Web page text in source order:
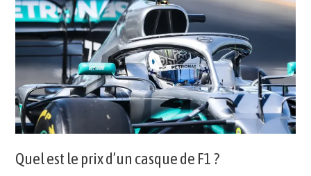
Quel est le prix d’un casque de F1 ?
est
le
prix
d’un
casque
de
F1